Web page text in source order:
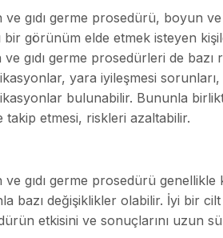
ve gıdı germe prosedürü, boyun
bir görünüm elde etmek isteyen
gıdı germe prosedürleri de
yara iyileşmesi
bulunabilir. Bununla
takip etmesi, riskleri azaltabilir.
ve gıdı germe prosedürü
bazı değişiklikler olabilir. İyi bir cilt
etkisini ve sonuçlarını uzun